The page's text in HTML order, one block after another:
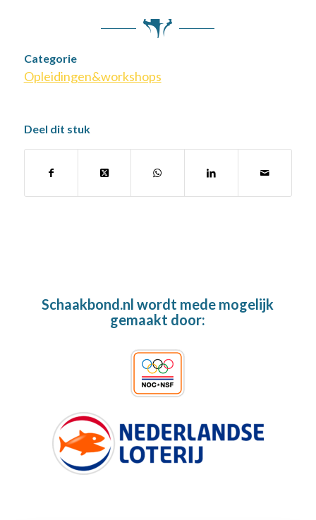
Categorie
Opleidingen&workshops
Deel dit stuk
Schaakbond.nl wordt mede mogelijk
gemaakt door: